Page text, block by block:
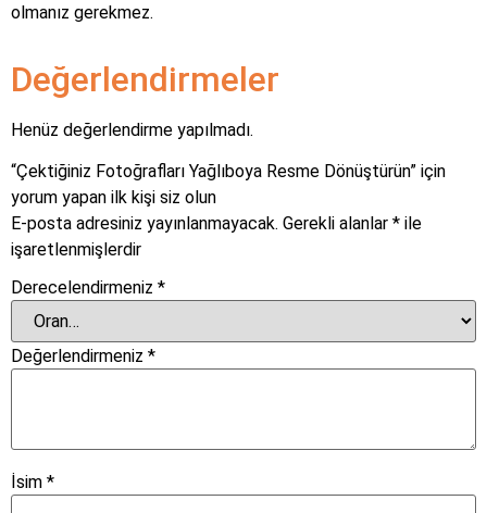
olmanız gerekmez.
Değerlendirmeler
Henüz değerlendirme yapılmadı.
“Çektiğiniz Fotoğrafları Yağlıboya Resme Dönüştürün” için
yorum yapan ilk kişi siz olun
E-posta adresiniz yayınlanmayacak. Gerekli alanlar * ile
işaretlenmişlerdir
Derecelendirmeniz *
Değerlendirmeniz *
İsim *